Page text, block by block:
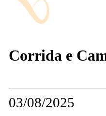
Corrida e
03/08/2025